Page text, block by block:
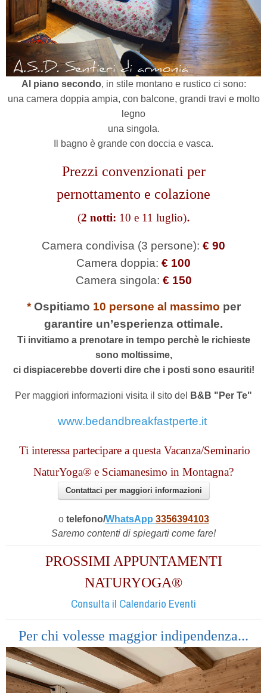
Al piano secondo, in stile montano e rustico ci sono:
una camera doppia ampia, con balcone, grandi travi e molto
legno
una singola.
Il bagno è grande con doccia e vasca.
Prezzi convenzionati per
pernottamento e colazione
(2 notti: 10 e 11 luglio).
Camera condivisa (3 persone): € 90
Camera doppia: € 100
Camera singola: € 150
*Ospitiamo 10 persone al massimo per
garantire un’esperienza ottimale.
Ti invitiamo a prenotare in tempo perchè le richieste
sono moltissime,
ci dispiacerebbe doverti dire che i posti sono esauriti!
Per maggiori informazioni visita il sito del B&B "Per Te"
www.bedandbreakfastperte.it
Ti interessa partecipare a questa Vacanza/Seminario
NaturYoga® e Sciamanesimo in Montagna?
Contattaci per maggiori informazioni
o telefono/WhatsApp 3356394103
Saremo contenti di spiegarti come fare!
PROSSIMI APPUNTAMENTI
NATURYOGA®
Consulta il Calendario Eventi
Per chi volesse maggior indipendenza...